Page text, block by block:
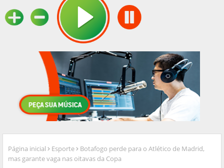
Página inicial Esporte
Botafogo perde para o Atlético de Madrid,
mas garante vaga nas oitavas da Copa